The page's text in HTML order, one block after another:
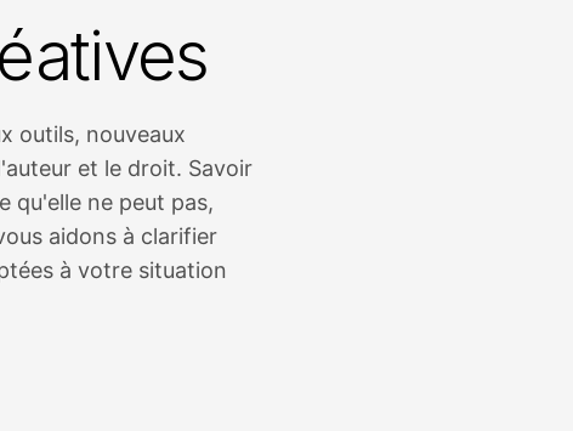
outils, nouveaux
et le droit. Savoir
qu'elle ne peut pas,
aidons à clarifier
à votre situation